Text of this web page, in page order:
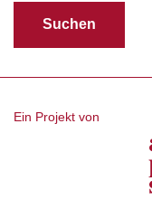
Ein Projekt von